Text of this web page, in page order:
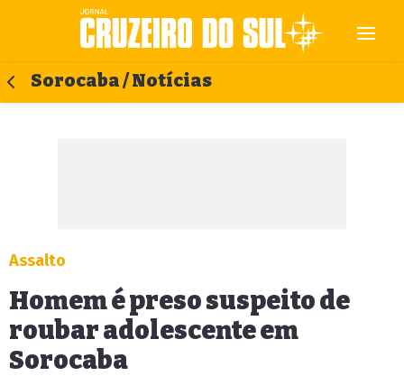
Sorocaba / Notícias
Assalto
Homem é preso suspeito de
roubar adolescente em
Sorocaba